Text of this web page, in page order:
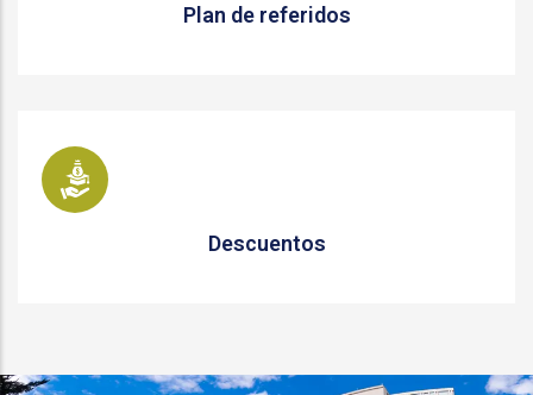
Plan de referidos
Descuentos